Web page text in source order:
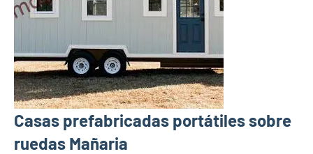
Casas prefabricadas portátiles sobre
ruedas Mañaria